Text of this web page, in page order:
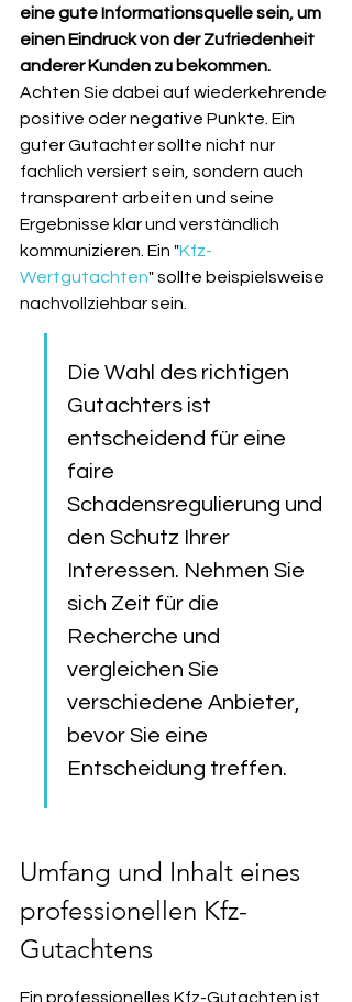
eine gute Informationsquelle sein, um
einen Eindruck von der Zufriedenheit
anderer Kunden zu bekommen.
Achten Sie dabei auf wiederkehrende
positive oder negative Punkte. Ein
guter Gutachter sollte nicht nur
fachlich versiert sein, sondern auch
transparent arbeiten und seine
Ergebnisse klar und verständlich
kommunizieren. Ein "Kfz-
Wertgutachten" sollte beispielsweise
nachvollziehbar sein.
Die Wahl des richtigen
Gutachters ist
entscheidend für eine
faire
Schadensregulierung und
den Schutz Ihrer
Interessen. Nehmen Sie
sich Zeit für die
Recherche und
vergleichen Sie
verschiedene Anbieter,
bevor Sie eine
Entscheidung treffen.
Umfang und Inhalt eines
professionellen Kfz-
Gutachtens
Ein professionelles Kfz-Gutachten ist